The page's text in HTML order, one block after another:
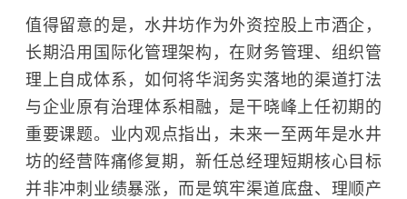
值得留意的是，水井坊作为外资控股上市酒企，
长期沿用国际化管理架构，在财务管理、组织管
理上自成体系，如何将华润务实落地的渠道打法
与企业原有治理体系相融，是干晓峰上任初期的
重要课题。业内观点指出，未来一至两年是水井
坊的经营阵痛修复期，新任总经理短期核心目标
并非冲刺业绩暴涨，而是筑牢渠道底盘、理顺产